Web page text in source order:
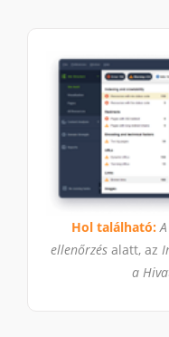
Hol található:
ellenőrzésalatt, az
a